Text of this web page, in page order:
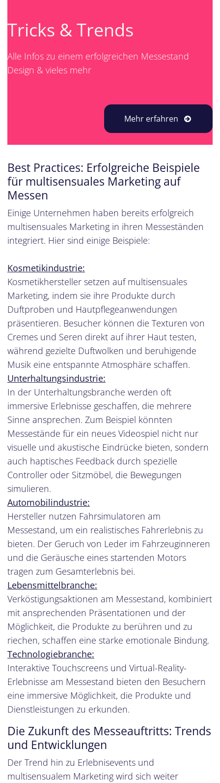
Tricks & Trends
Alle Infos zu einem erfolgreichen Messestand
Design & vieles mehr
Mehr erfahren
Best Practices: Erfolgreiche Beispiele
für multisensuales Marketing auf
Messen
Einige Unternehmen haben bereits erfolgreich
multisensuales Marketing in ihren Messeständen
integriert. Hier sind einige Beispiele:
Kosmetikindustrie:
Kosmetikhersteller setzen auf multisensuales
Marketing, indem sie ihre Produkte durch
Duftproben und Hautpflegeanwendungen
präsentieren. Besucher können die Texturen von
Cremes und Seren direkt auf ihrer Haut testen,
während gezielte Duftwolken und beruhigende
Musik eine entspannte Atmosphäre schaffen.
Unterhaltungsindustrie:
In der Unterhaltungsbranche werden oft
immersive Erlebnisse geschaffen, die mehrere
Sinne ansprechen. Zum Beispiel könnten
Messestände für ein neues Videospiel nicht nur
visuelle und akustische Eindrücke bieten, sondern
auch haptisches Feedback durch spezielle
Controller oder Sitzmöbel, die Bewegungen
simulieren.
Automobilindustrie:
Hersteller nutzen Fahrsimulatoren am
Messestand, um ein realistisches Fahrerlebnis zu
bieten. Der Geruch von Leder im Fahrzeuginneren
und die Geräusche eines startenden Motors
tragen zum Gesamterlebnis bei.
Lebensmittelbranche:
Verköstigungsaktionen am Messestand, kombiniert
mit ansprechenden Präsentationen und der
Möglichkeit, die Produkte zu berühren und zu
riechen, schaffen eine starke emotionale Bindung.
Technologiebranche:
Interaktive Touchscreens und Virtual-Reality-
Erlebnisse am Messestand bieten den Besuchern
eine immersive Möglichkeit, die Produkte und
Dienstleistungen zu erkunden.
Die Zukunft des Messeauftritts: Trends
und Entwicklungen
Der Trend hin zu Erlebnisevents und
multisensualem Marketing wird sich weiter